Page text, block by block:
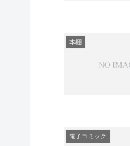
本棚
電子コミック